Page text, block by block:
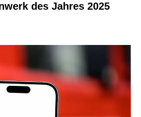
des Jahres 2025